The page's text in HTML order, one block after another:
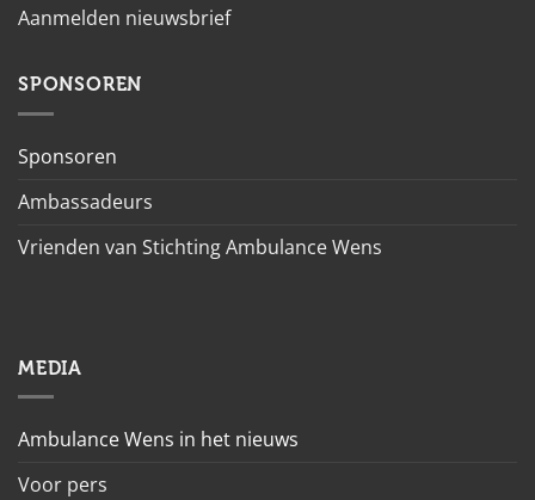
Aanmelden nieuwsbrief
SPONSOREN
Sponsoren
Ambassadeurs
Vrienden van Stichting Ambulance Wens
MEDIA
Ambulance Wens in het nieuws
Voor pers